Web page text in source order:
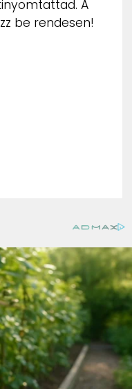
A
be rendesen!